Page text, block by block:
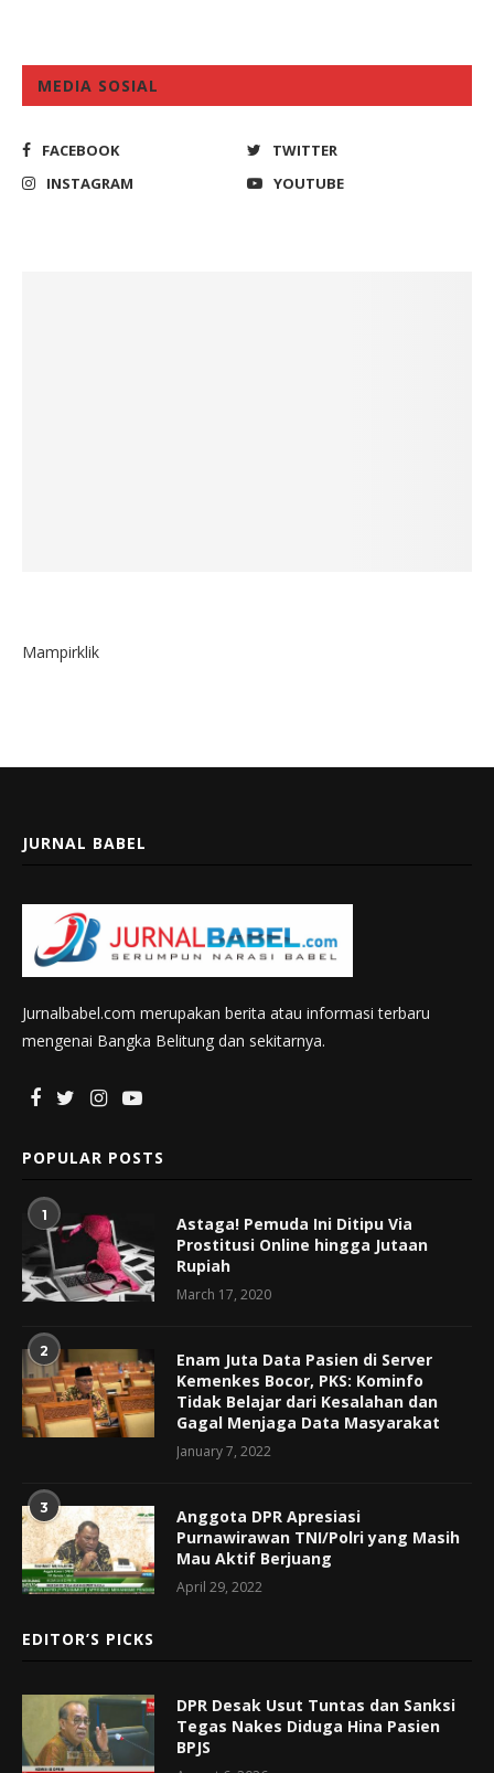
MEDIA SOSIAL
FACEBOOK
TWITTER
INSTAGRAM
YOUTUBE
Mampirklik
JURNAL BABEL
Jurnalbabel.com merupakan berita atau informasi terbaru
mengenai Bangka Belitung dan sekitarnya.
POPULAR POSTS
1
Astaga! Pemuda Ini Ditipu Via
Prostitusi Online hingga Jutaan
Rupiah
March 17, 2020
2
Enam Juta Data Pasien di Server
Kemenkes Bocor, PKS: Kominfo
Tidak Belajar dari Kesalahan dan
Gagal Menjaga Data Masyarakat
January 7, 2022
3
Anggota DPR Apresiasi
Purnawirawan TNI/Polri yang Masih
Mau Aktif Berjuang
April 29, 2022
EDITOR’S PICKS
DPR Desak Usut Tuntas dan Sanksi
Tegas Nakes Diduga Hina Pasien
BPJS